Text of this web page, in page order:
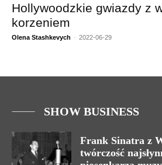
Hollywoodzkie gwiazdy z
korzeniem
Olena Stashkevych - 2022-06-29
SHOW BUSINESS
Frank Sinatra z
twórczość